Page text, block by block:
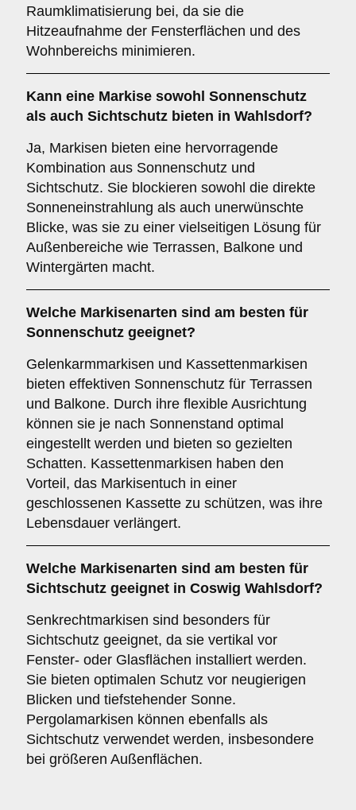
Raumklimatisierung bei, da sie die
Hitzeaufnahme der Fensterflächen und des
Wohnbereichs minimieren.
Kann eine Markise sowohl Sonnenschutz
als auch Sichtschutz bieten in Wahlsdorf?
Ja, Markisen bieten eine hervorragende
Kombination aus Sonnenschutz und
Sichtschutz. Sie blockieren sowohl die direkte
Sonneneinstrahlung als auch unerwünschte
Blicke, was sie zu einer vielseitigen Lösung für
Außenbereiche wie Terrassen, Balkone und
Wintergärten macht.
Welche Markisenarten sind am besten für
Sonnenschutz geeignet?
Gelenkarmmarkisen und Kassettenmarkisen
bieten effektiven Sonnenschutz für Terrassen
und Balkone. Durch ihre flexible Ausrichtung
können sie je nach Sonnenstand optimal
eingestellt werden und bieten so gezielten
Schatten. Kassettenmarkisen haben den
Vorteil, das Markisentuch in einer
geschlossenen Kassette zu schützen, was ihre
Lebensdauer verlängert.
Welche Markisenarten sind am besten für
Sichtschutz geeignet in Coswig Wahlsdorf?
Senkrechtmarkisen sind besonders für
Sichtschutz geeignet, da sie vertikal vor
Fenster- oder Glasflächen installiert werden.
Sie bieten optimalen Schutz vor neugierigen
Blicken und tiefstehender Sonne.
Pergolamarkisen können ebenfalls als
Sichtschutz verwendet werden, insbesondere
bei größeren Außenflächen.